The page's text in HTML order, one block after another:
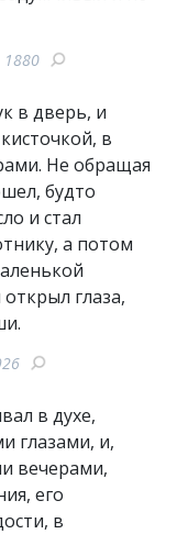
в дверь, и
в
Не обращая
будто
и стал
а потом
глаза,
в духе,
глазами, и,
вечерами,
его
в